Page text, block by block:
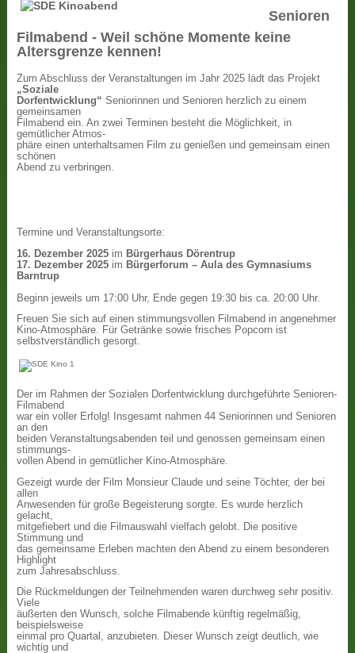
Senioren
Filmabend - Weil schöne Momente keine
Altersgrenze kennen!
Zum Abschluss der Veranstaltungen im Jahr 2025 lädt das Projekt
„Soziale
Dorfentwicklung“ Seniorinnen und Senioren herzlich zu einem
gemeinsamen
Filmabend ein. An zwei Terminen besteht die Möglichkeit, in
gemütlicher Atmos-
phäre einen unterhaltsamen Film zu genießen und gemeinsam einen
schönen
Abend zu verbringen.
Termine und Veranstaltungsorte:
16. Dezember 2025 im Bürgerhaus Dörentrup
17. Dezember 2025 im Bürgerforum – Aula des Gymnasiums
Barntrup
Beginn jeweils um 17:00 Uhr, Ende gegen 19:30 bis ca. 20:00 Uhr.
Freuen Sie sich auf einen stimmungsvollen Filmabend in angenehmer
Kino-Atmosphäre. Für Getränke sowie frisches Popcorn ist
selbstverständlich gesorgt.
Der im Rahmen der Sozialen Dorfentwicklung durchgeführte Senioren-
Filmabend
war ein voller Erfolg! Insgesamt nahmen 44 Seniorinnen und Senioren
an den
beiden Veranstaltungsabenden teil und genossen gemeinsam einen
stimmungs-
vollen Abend in gemütlicher Kino-Atmosphäre.
Gezeigt wurde der Film Monsieur Claude und seine Töchter, der bei
allen
Anwesenden für große Begeisterung sorgte. Es wurde herzlich
gelacht,
mitgefiebert und die Filmauswahl vielfach gelobt. Die positive
Stimmung und
das gemeinsame Erleben machten den Abend zu einem besonderen
Highlight
zum Jahresabschluss.
Die Rückmeldungen der Teilnehmenden waren durchweg sehr positiv.
Viele
äußerten den Wunsch, solche Filmabende künftig regelmäßig,
beispielsweise
einmal pro Quartal, anzubieten. Dieser Wunsch zeigt deutlich, wie
wichtig und